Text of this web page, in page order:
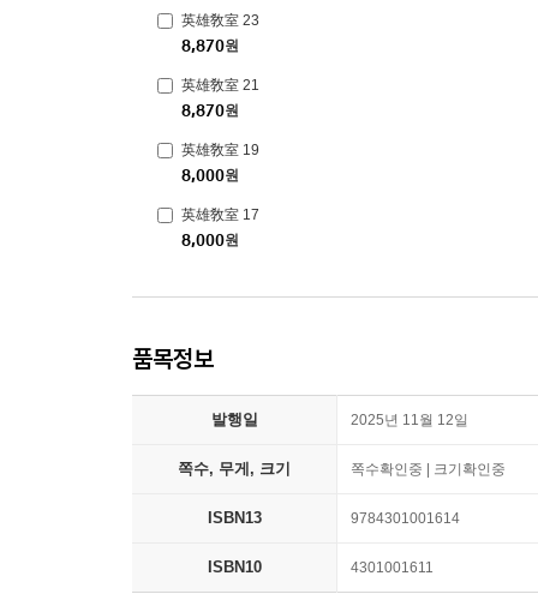
英雄敎室 23
8,870원
英雄敎室 21
8,870원
英雄敎室 19
8,000원
英雄敎室 17
8,000원
품목정보
발행일 2025년 11월 12일
쪽수, 무게, 크기 쪽수확인중 | 크기확인중
ISBN13 9784301001614
ISBN10 4301001611